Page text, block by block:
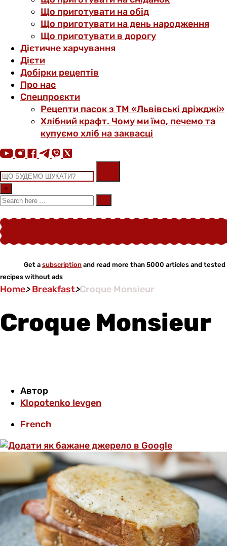
Що приготувати на обід
Що приготувати на день народження
Що приготувати в дорогу
Дієтичне харчування
Дієти
Добірки рецептів
Про нас
Спецпроєкти
Рецепти пасок з ТМ «Львівські дріжджі»
Хлібний крафт. Чому ми їмо, печемо та
купуємо хліб на заквасці
×
Get a subscription and read more than 5000 articles and tested
recipes without ads
Home>Breakfast>Croque Monsieur
Croque Monsieur
Автор
Klopotenko Ievgen
French